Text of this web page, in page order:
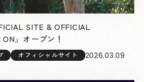
SITE & OFFICIAL
」オープン！
オフィシャルサイト 2026.03.09